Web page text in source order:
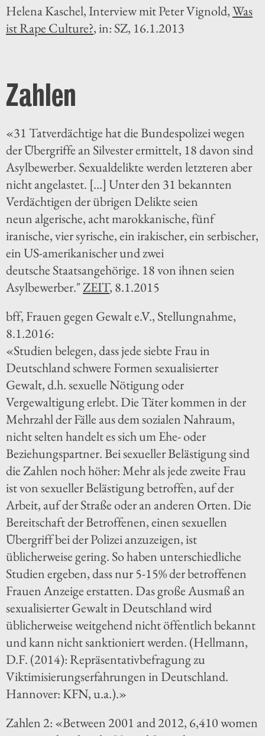
Helena Kaschel, Interview mit Peter Vignold,Was
ist Rape Culture?, in: SZ, 16.1.2013
Zahlen
«31 Tatverdächtige hat die Bundespolizei wegen
der Übergriffe an Silvester ermittelt, 18 davon sind
Asylbewerber. Sexualdelikte werden letzteren aber
nicht angelastet. [...] Unter den 31 bekannten
Verdächtigen der übrigen Delikte seien
neun algerische, acht marokkanische, fünf
iranische, vier syrische, ein irakischer, ein serbischer,
ein US-amerikanischer und zwei
deutsche Staatsangehörige. 18 von ihnen seien
Asylbewerber."ZEIT, 8.1.2015
bff, Frauen gegen Gewalt e.V., Stellungnahme,
8.1.2016:
«Studien belegen, dass jede siebte Frau in
Deutschland schwere Formen sexualisierter
Gewalt, d.h. sexuelle Nötigung oder
Vergewaltigung erlebt. Die Täter kommen in der
Mehrzahl der Fälle aus dem sozialen Nahraum,
nicht selten handelt es sich um Ehe- oder
Beziehungspartner. Bei sexueller Belästigung sind
die Zahlen noch höher: Mehr als jede zweite Frau
ist von sexueller Belästigung betroffen, auf der
Arbeit, auf der Straße oder an anderen Orten. Die
Bereitschaft der Betroffenen, einen sexuellen
Übergriff bei der Polizei anzuzeigen, ist
üblicherweise gering. So haben unterschiedliche
Studien ergeben, dass nur 5-15% der betroffenen
Frauen Anzeige erstatten. Das große Ausmaß an
sexualisierter Gewalt in Deutschland wird
üblicherweise weitgehend nicht öffentlich bekannt
und kann nicht sanktioniert werden. (Hellmann,
D.F. (2014): Repräsentativbefragung zu
Viktimisierungserfahrungen in Deutschland.
Hannover: KFN, u.a.).»
Zahlen 2: «Between 2001 and 2012, 6,410 women